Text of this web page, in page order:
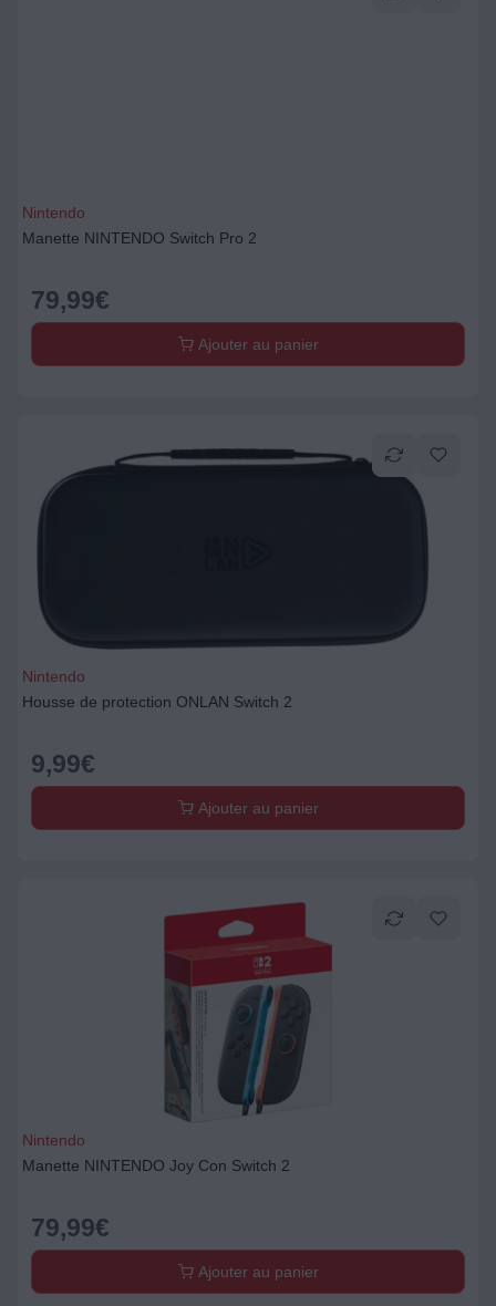
Nintendo
Manette NINTENDO Switch Pro 2
79,99€
Ajouter au panier
Nintendo
Housse de protection ONLAN Switch 2
9,99€
Ajouter au panier
Nintendo
Manette NINTENDO Joy Con Switch 2
79,99€
Ajouter au panier